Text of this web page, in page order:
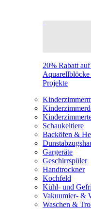
20% Rabatt
Projekte
Schaukeltiere
Backöfen &
Gargeräte
Geschirrspüler
Handtrockner
Kochfeld
Kühl- und
Vakuumier- &
Waschen &